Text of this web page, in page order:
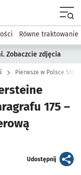
Miasto równości
Równe traktowanie
Zobaczcie zdjęcia
175 –
Udostępnijartykuł